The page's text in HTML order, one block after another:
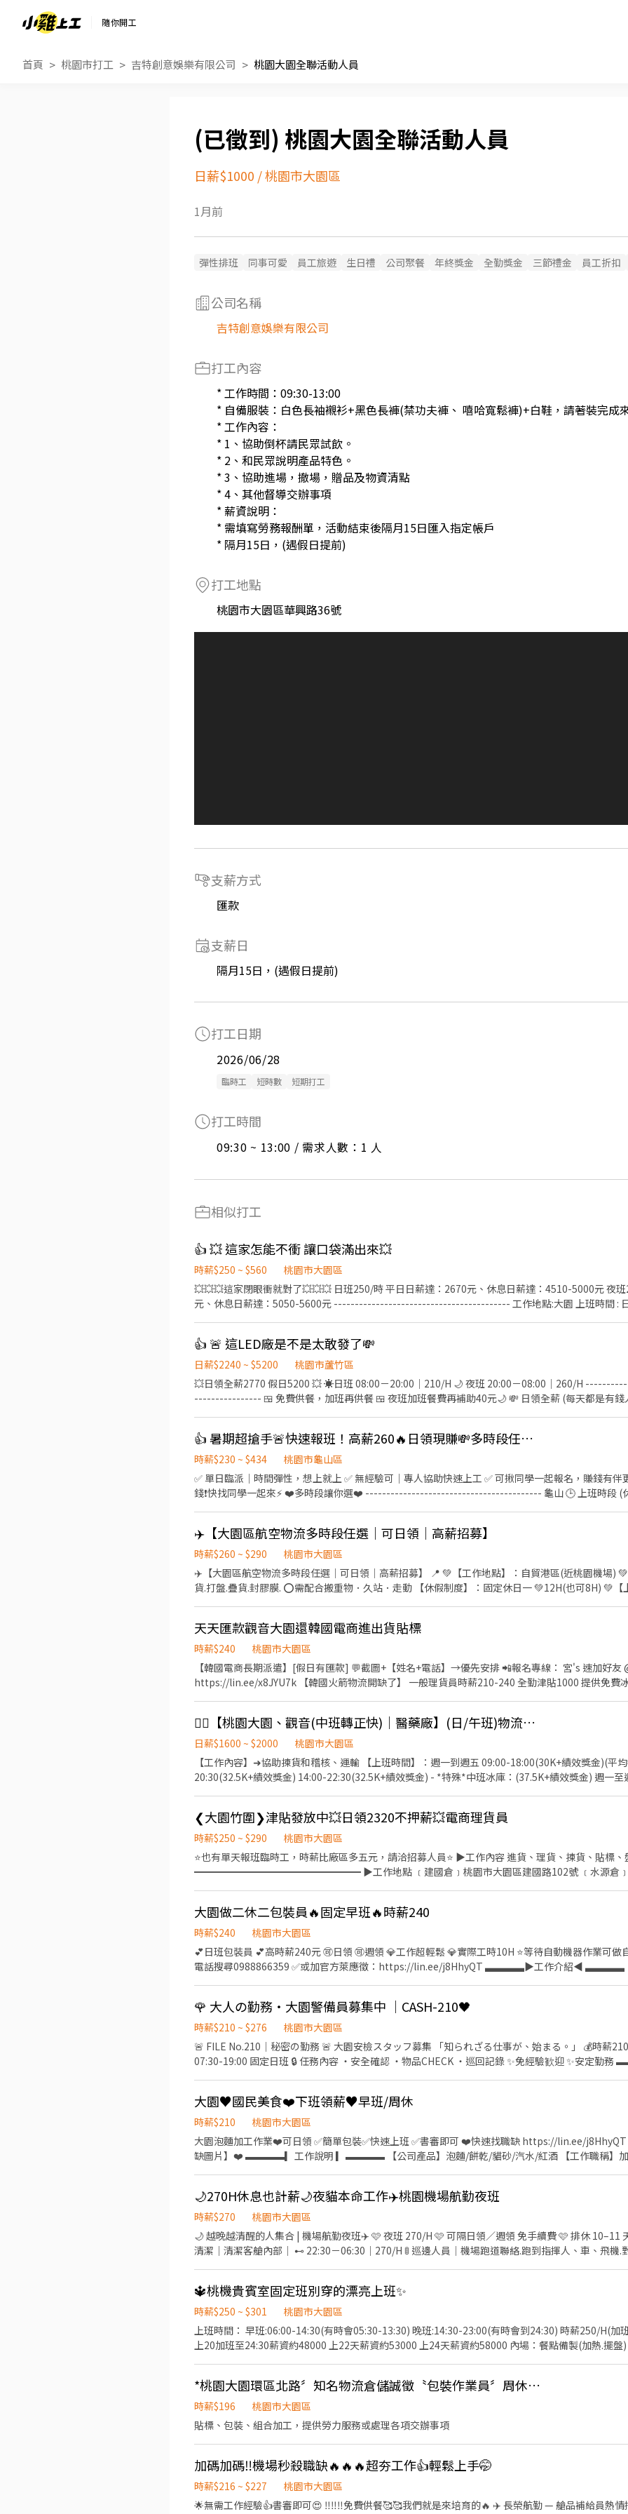
隨你開工
首頁 桃園市打工 吉特創意娛樂有限公司 桃園大園全聯活動人員
桃園大園全聯活動人員
日薪$1000 /桃園市大園區
1月前
彈性排班 同事可愛 員工旅遊 生日禮 公司聚餐 年終獎金 全勤獎金 三節禮金 員工折扣
公司名稱
吉特創意娛樂有限公司
打工內容
* 工作時間：09:30-13:00
* 自備服裝：白色長袖襯衫+黑色長褲(禁功夫褲、 嘻哈寬鬆褲)+白鞋，請著裝完成
* 工作內容：
* 1、協助倒杯請民眾試飲。
* 2、和民眾說明產品特色。
* 3、協助進場，撤場，贈品及物資清點
* 4、其他督導交辦事項
* 薪資說明：
* 需填寫勞務報酬單，活動結束後隔月15日匯入指定帳戶
* 隔月15日，(遇假日提前)
打工地點
桃園市大園區華興路36號
支薪方式
匯款
支薪日
隔月15日，(遇假日提前)
打工日期
2026/06/28
臨時工 短時數 短期打工
打工時間
09:30 ~ 13:00 / 需求人數：1 人
相似打工
👍 💥 這家怎能不衝 讓口袋滿出來💥
時薪$250 ~ $560
桃園市大園區
💥💥💥這家閉眼衝就對了💥💥💥 日班250/時 平日日薪達：2670元、休息日薪達：4510-5000元 夜
元、休息日薪達：5050-5600元 ------------------------------------------ 工作地點:大園 上班時間 :
電 ----------------------------------------- #桃園 #八德 #大南 #日領現金 #立即上工 📲應徵方式： 加
話：0906825976 專員：威先生 https://lin.ee/5eFUoLO
👍 🚨 這LED廠是不是太敢發了💸
日薪$2240 ~ $5200
桃園市蘆竹區
💥日領全薪2770 假日5200 💥 ☀️日班 08:00－20:00｜210/H 🌙 夜班 20:00－08:00｜260/H --------------------------------------
---------------- 🍱 免費供餐，加班再供餐 🍱 夜班加班餐費再補助40元🌙 💸 日領全薪 (每天都是有錢
👍 暑期超搶手🚨快速報班！高薪260🔥日領現賺💸多時段任選！
時薪$230 ~ $434
桃園市龜山區
✅ 單日臨派｜時間彈性，想上就上 ✅ 無經驗可｜專人協助快速上工 ✅ 可揪同學一起報名，賺錢有伴更有趣 ❗️隨便你挑❗️
錢❗️快找同學一起來⚡ ❤️多時段讓你選❤️ ------------------------------------------ 龜山 🕒 上班時段 (休息時間
午14班：14:00－23:00 工作內容: 簡單分貨＋包裹整理 工作地點： 📍地址: 桃園市龜山區頂湖二街
━━━━━━━━━━━━━━━━━━━━━ ⚡酷財神系列⚡單日津貼加碼250~600💸 🕒 上班時段 ▪
薪 $210 ▪ 晚班：18:00 - 03:00｜時薪 $240 地址: 桃1📍桃園市大園區建國路 桃3📍桃園市大園區中山南路 桃4📍桃園市觀音區玉
林路一段 桃5📍桃園市觀音區寶倉街 桃6📍桃園市大園區航翔路 RC8📍桃園市楊梅區環東路 桃9📍桃
園市大園區開和路 ━━━━━━━━━━━━━━━━━━━━━ ❤️𝑳𝒊𝒏𝒆 𝑰𝑫：【@317tpzqd】明熙-Blue專員 加入後請留下您
的姓名+電話+職缺截圖 以便專員快速替你登記報班🙏 1對1專人為您服務😁 真心不騙 ⭕️免費諮詢
✈️【大園區航空物流多時段任選｜可日領｜高薪招募】
時薪$260 ~ $290
桃園市大園區
✈️【大園區航空物流多時段任選｜可日領｜高薪招募】 📍 💚【工作地點】：自貿港區(近桃園機場) 💚出口科 【工作內容】：搬
貨.打盤.疊貨.封膠膜. ⭕需配合搬重物．久站．走動 【休假制度】：固定休日一 💚12H(也可8H) 💚
晚18:00) 【薪資待遇】：250元 💚【上班時段】：17:00-04:00(最晚05:00) 【薪資待遇】：
------- 💚進口放行科 【工作內容】：整理小貨、推大盤、掀網子 【休假制度】：排休 💚【上班時段】：早班：06:00－18:00
【薪資待遇】：230元 💚【上班時段】：夜班：18:00－06:00 【薪資待遇】：250元
供全勤獎金$2000 ✔️ 每月有評分可調漲到$280/H~$295/H ✔️ 提供預支，日領/周領(配合銀行不
-------------- 想了解細節.歡迎聯絡 💵立即詢問·安心上班·免抽成💵 ✨ 招募專員｜樂活-林小姐 💚
電話：03-438-5235 #13
天天匯款觀音大園還韓國電商進出貨貼標
時薪$240
桃園市大園區
【韓國電商長期派遣】[假日有匯款] 💬截圖+【姓名+電話】→優先安排 📲報名專線： 宮's 速加好
https://lin.ee/x8JYU7k 【韓國火箭物流開缺了】 一般理貨員時薪210-240 全勤津貼1000 提供免費冰棒 備有免費團膳 免費交通
加班4H=2944 休假加班8H=2668 休假加班12H=4912 中班 17:00 ~ 02:00 $240/小時 中班日領金額1920元 中班加班2H=2564 中
班加班4H=3366 休假加班8H=3050 休假加班12H=5614 💬截圖+【姓名+電話】→優先安排 📲報名專線： 宮's 速加好友
@969bfkkm https://lin.ee/x8JYU7k
❤️‍🔥【桃園大園、觀音(中班轉正快)｜醫藥廠】(日/午班)物流｜理貨 #津貼 #最高一萬獎金 #冷氣房/團膳 #週休六日
日薪$1600 ~ $2000
桃園市大園區
【工作內容】➜協助揀貨和稽核、運輸 【上班時間】：週一到週五 09:00-18:00(30K+績效獎金)(平
20:30(32.5K+績效獎金) 14:00-22:30(32.5K+績效獎金) - *特殊*中班冰庫：(37.5K+績效獎金) 週一
加班費按照勞基法計算(每15分) *團餐45(月結900) DC1 桃園市大園區開和路91號 DC2 桃園市大園
❮大園竹圍❯津貼發放中💥日領2320不押薪💥電商理貨員
時薪$250 ~ $290
桃園市大園區
⭐也有單天報班臨時工，時薪比廠區多五元，請洽招募人員⭐ ▶工作內容 進貨、理貨、揀貨、貼標
━━━━━━━━━━━━━━━━━ ▶工作地點 ﹝建國倉﹞桃園市大園區建國路102號 ﹝水源倉﹞桃
班﹞時薪290 -時薪每月會依廠區貨量做調整- ━━━━━━━━━━━━━━━━━ ▶休假制度 長期
一任選 短期派遣-單日報班隨您安排 ━━━━━━━━━━━━━━━━━ ▶公司福利 ⭐月時數達標獎金、不定期單天出勤獎金
⭐本公司加發久任獎金-上班滿22天給予1000元獎金、介紹人員獎金 ⭐日領薪不押不扣，不要再問惹，可用非本人帳戶
━━━━━━━━━━━━━━━━━ ▶快速應徵 搜尋官方帳號：@773osnrn 建華人力-小安，要加
以下連結：https://lin.ee/89FJHKS1
大園做二休二包裝員🔥固定早班🔥時薪240
時薪$240
桃園市大園區
💕日班包裝員 💕高時薪240元 🉑日領 🉑週領 💎工作超輕鬆 💎實際工時10H ⭐等待自動機器作業可做
電話搜尋0988866359 ✅或加官方萊應徵：https://lin.ee/j8HhyQT ▃▃▃▃▶︎工作介紹◀︎ ▃▃▃▃ 【工作地點】桃園市大園區
包裝作業，等待時間可以做自己的事情，就一直重覆。 【休假方式】❤️做二休二❤️ 【中午用餐】自
波爐) 【領薪方式】 ✅可日領：🏧2000元，隔日匯款，其餘月結 ✅可週領：🏧6000~8000元，週三
每月10號 ▂▂▂▂▂▂▂▂▂▂▂▂▂▂▂▂ ❤️快速報名請加萊❤️ ⭐加萊應徵：@0800job 傑報小幫手 ⭐點選加萊：
https://lin.ee/j8HhyQT ⭐加入留言：姓名／電話／應徵工作截圖
🌹 大人の勤務・大園警備員募集中 ｜CASH-210🖤
時薪$210 ~ $276
桃園市大園區
🚨 FILE No.210｜秘密の勤務 🚨 大園安檢スタッフ募集 「知られざる仕事が、始まる。」 💰時薪210/H 🍱食事補助90元 ⏰
07:30-19:00 固定日班 🔒 任務內容 ・安全確認 ・物品CHECK ・巡回記錄 ✨免經驗歓迎 ✨安定勤務 ▬▬▬▬▬▬▬▬【預約報
大園♥️國民美食❤️下班領薪♥️早班/周休
時薪$210
桃園市大園區
大園泡麵加工作業❤️可日領 ✅簡單包裝✅快速上班 ✅書審即可 ❤️快速找職缺 https://lin.ee/j8HhyQT ❤️並留言【大名+電話+截職
缺圖片】❤️ ▬▬▬▬▎工作說明 ▎▬▬▬▬ 【公司產品】泡麵/餅乾/貓砂/汽水/紅酒 【工作職稱】加
當 領薪方式】每月10日發薪水 (薪資統一用匯款，可日領(下班匯款)/可週領 領部分薪資，遇假日順
領：1430元，下班當日匯款，需扣30元，剩下月結 ✅可週領：週三匯款，需扣30元，剩下月結
找【傑報】 ❤️+好友 ID：@0800job ❤️快速找職缺 https://lin.ee/j8HhyQT ❤️並留言【大名+電話+
🌙270H休息也計薪🌙夜貓本命工作✈️桃園機場航勤夜班
時薪$270
桃園市大園區
🌙 越晚越清醒的人集合 | 機場航勤夜班✈️ 🩷 夜班 270/H 🩷 可隔日領／週領 免手續費 🩷 排休 10–11 天（
清潔｜清潔客艙內部｜ ⊷ 22:30－06:30｜270/H 🚦 巡邊人員｜機場跑道聯絡.跑到指揮人、車、飛機.對講機使用以及手勢指揮｜
🔱桃機貴賓室固定班別穿的漂亮上班✨
時薪$250 ~ $301
桃園市大園區
上班時間： 早班:06:00-14:30(有時會05:30-13:30) 晚班:14:30-23:00(有時會到24:30) 時薪250/H(加班另計) 上20天薪
上20加班至24:30薪資約48000 上22天薪資約53000 上24天薪資約58000 內場：餐點備製(加熱.擺盤) 現場主管交辦事項 (需有相
機場航廈管制區，會補助單趟200元上限車資費用 機車可停坑口站或是大園站 ◉比接駁車方便免等待同事可以自己抓時間上下
班!! ◉另可配合大四實習合作 🔱免費諮詢🔱安心詢問 📲【0968-931-086】♡媛媛(吳小姐) ☎️03-
*桃園大園環區北路〞知名物流倉儲誠徵〝包裝作業員〞周休二日、見紅休
時薪$196
桃園市大園區
貼標、包裝、組合加工，提供勞力服務或處理各項交辦事項
加碼加碼‼️機場秒殺職缺🔥🔥🔥超夯工作👍輕鬆上手🤭
時薪$216 ~ $227
桃園市大園區
🌟無需工作經驗👍書審即可😍 ‼️‼️‼️免費供餐🥰🥰我們就是來培育的🔥 ✈️ 長榮航勤 — 艙品補給員熱情招募中！ ‼️‼️履歷送審完兩週